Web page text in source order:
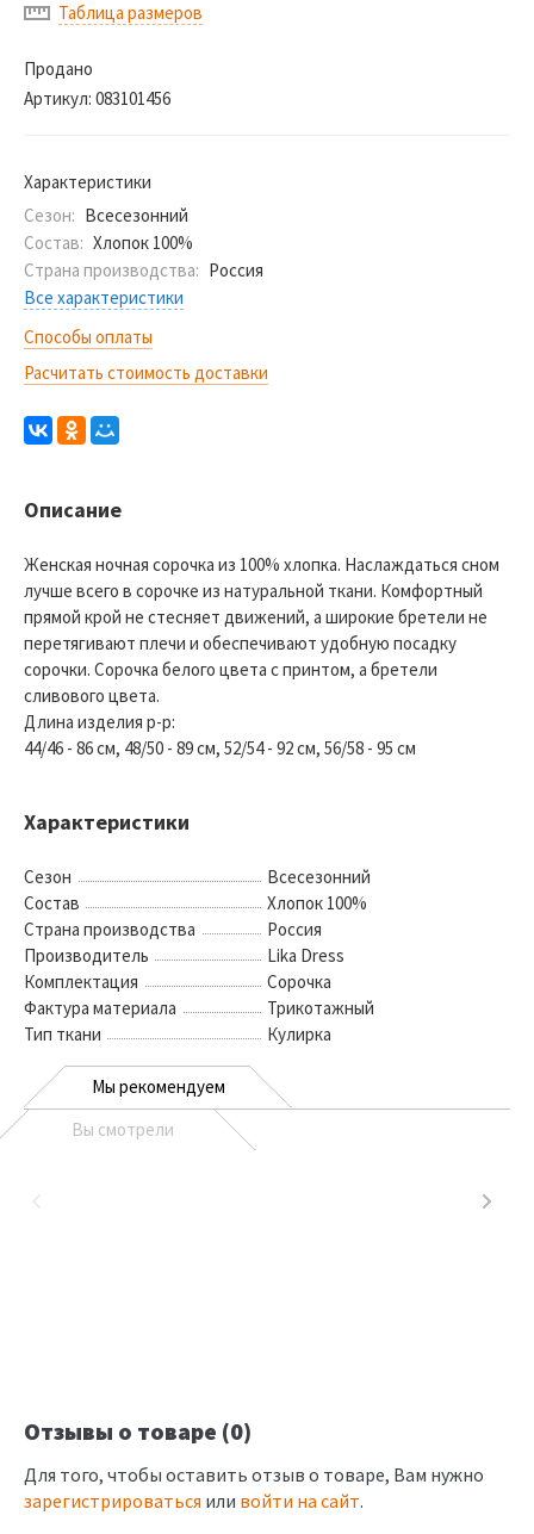
Таблица размеров
Продано
Артикул: 083101456
Характеристики
Сезон: Всесезонний
Состав: Хлопок 100%
Страна производства: Россия
Все характеристики
Способы оплаты
Расчитать стоимость доставки
Описание
Женская ночная сорочка из 100% хлопка. Наслаждаться сном
лучше всего в сорочке из натуральной ткани. Комфортный
прямой крой не стесняет движений, а широкие бретели не
перетягивают плечи и обеспечивают удобную посадку
сорочки. Сорочка белого цвета с принтом, а бретели
сливового цвета.
Длина изделия р-р:
44/46 - 86 см, 48/50 - 89 см, 52/54 - 92 см, 56/58 - 95 см
Характеристики
Сезон
Всесезонний
Состав
Хлопок 100%
Страна производства
Россия
Производитель
Lika Dress
Комплектация
Сорочка
Фактура материала
Трикотажный
Тип ткани
Кулирка
Мы рекомендуем
Вы смотрели
Отзывы о товаре (0)
Для того, чтобы оставить отзыв о товаре, Вам нужно
зарегистрироваться или войти на сайт.